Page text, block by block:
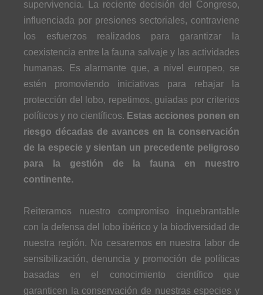
supervivencia. La reciente decisión del Congreso,
influenciada por presiones sectoriales, contraviene
los esfuerzos realizados para garantizar la
coexistencia entre la fauna salvaje y las actividades
humanas. Es alarmante que, a nivel europeo, se
estén promoviendo iniciativas para rebajar la
protección del lobo, repetimos, guiadas por criterios
políticos y no científicos. Estas acciones ponen en
riesgo décadas de avances en la conservación
de la especie y sientan un precedente peligroso
para la gestión de la fauna en nuestro
continente.
Reiteramos nuestro compromiso inquebrantable
con la defensa del lobo ibérico y la biodiversidad de
nuestra región. No cesaremos en nuestra labor de
sensibilización, denuncia y promoción de políticas
basadas en el conocimiento científico que
garanticen la conservación de nuestras especies y